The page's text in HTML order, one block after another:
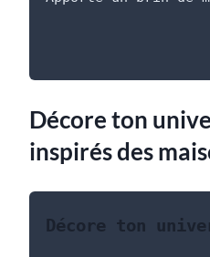
Décore ton
inspirés des
Décore ton